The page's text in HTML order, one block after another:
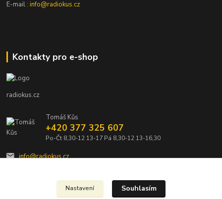
E-mail :info@radiokus.cz
Kontakty pro e-shop
radiokus.cz
Tomáš Kůs
+420 377 325 607
Po-Čt 8,30-12 13-17 Pá 8,30-12 13-16,30
info@radiokus.cz
Nastavení Souhlasím